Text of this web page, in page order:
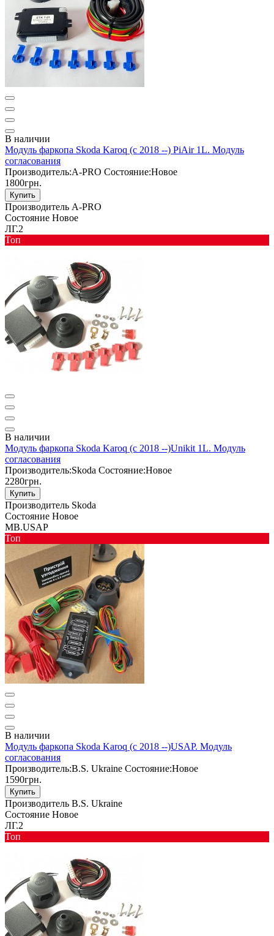
В наличии
Модуль фаркопа Skoda Karoq (с 2018 --) PiAir 1L. Модуль
согласования
Производитель:A-PRO Состояние:Новое
1800грн.
Купить
Производитель A-PRO
Состояние Новое
ЛГ.2
Toп
В наличии
Модуль фаркопа Skoda Karoq (с 2018 --)Unikit 1L. Модуль
согласования
Производитель:Skoda Состояние:Новое
2280грн.
Купить
Производитель Skoda
Состояние Новое
MB.USAP
Toп
В наличии
Модуль фаркопа Skoda Karoq (с 2018 --)USAP. Модуль
согласования
Производитель:B.S. Ukraine Состояние:Новое
1590грн.
Купить
Производитель B.S. Ukraine
Состояние Новое
ЛГ.2
Toп